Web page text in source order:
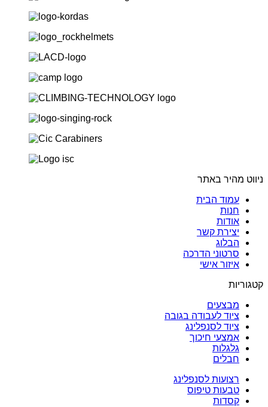
ניווט מהיר באתר
עמוד הבית
חנות
אודות
יצירת קשר
הבלוג
סרטוני הדרכה
איזור אישי
קטגוריות
מבצעים
ציוד לעבודה בגובה
ציוד לסנפלינג
אמצעי חיכוך
גלגלות
חבלים
רצועות לסנפלינג
טבעות טיפוס
קסדות